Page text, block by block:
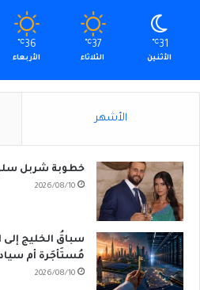
31
℃
الأثنين
37
℃
الثلاثاء
36
℃
الأربعاء
الأشهر
خطوبة شربل
2026/08/10
سباقُ الخليج إلى
مُستَأجَرة أم
2026/08/10